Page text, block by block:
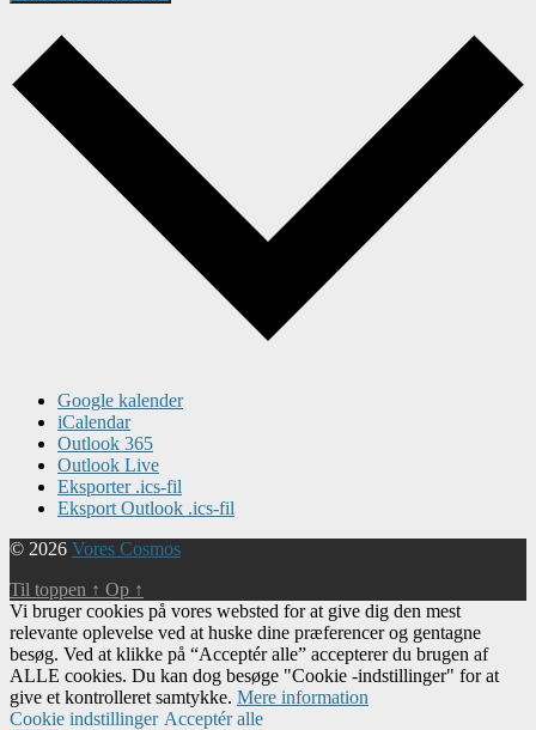
Google kalender
iCalendar
Outlook 365
Outlook Live
Eksporter .ics-fil
Eksport Outlook .ics-fil
© 2026 Vores Cosmos
Til toppen ↑ Op ↑
Vi bruger cookies på vores websted for at give dig den mest
relevante oplevelse ved at huske dine præferencer og gentagne
besøg. Ved at klikke på “Acceptér alle” accepterer du brugen af ​​
ALLE cookies. Du kan dog besøge "Cookie -indstillinger" for at
give et kontrolleret samtykke. Mere information
Cookie indstillinger Acceptér alle